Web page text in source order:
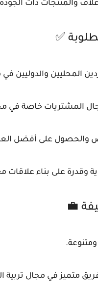
والمنتجات ذات
✅
المحليين والدوليين
المشتريات خاصة في
والحصول على أفضل
وقدرة على بناء علاقات
💼
ومتنوعة.
متميز في مجال تربية